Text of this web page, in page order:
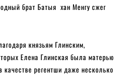
брат Батыя хан Менгу сжег
князьям Глинским,
Елена Глинская была матерью
качестве регентши даже несколько